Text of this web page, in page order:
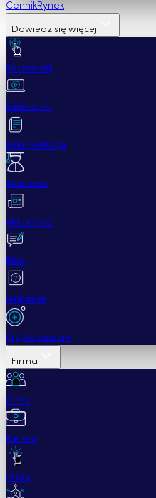
CennikRynek
Dowiedz się więcej
Rozpocznij
Samouczki
Dokumentacja
Akademia
Aktualności
Blogi
Helpdesk
Cryptohopper+
Firma
O nas
Kariera
Prasa